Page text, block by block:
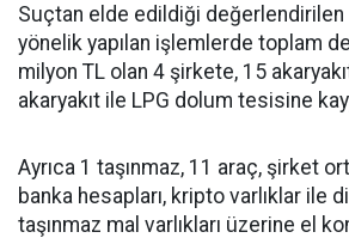
Suçtan elde edildiği değerlendirilen
yönelik yapılan işlemlerde toplam
milyon TL olan 4 şirkete, 15
akaryakıt ile LPG dolum tesisine
Ayrıca 1 taşınmaz, 11 araç, şirket
banka hesapları, kripto varlıklar ile
taşınmaz mal varlıkları üzerine el